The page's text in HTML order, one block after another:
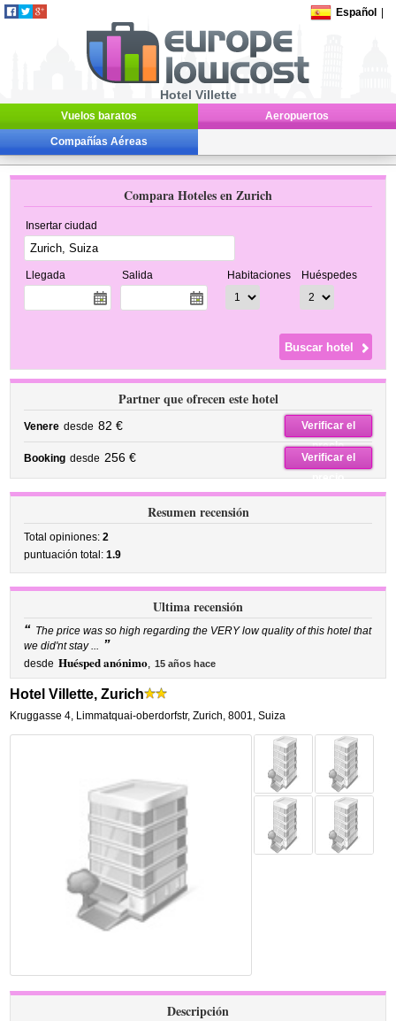
Español
Hotel Villette
Vuelos baratos Aeropuertos
Compañías Aéreas
Compara Hoteles en Zurich
Insertar ciudad
Llegada Salida Habitaciones Huéspedes
Partner que ofrecen este hotel
Venere desde 82 €
Verificar el
precio
Booking desde 256 €
Verificar el
precio
Resumen recensión
Total opiniones:2
puntuación total:1.9
Ultima recensión
“ The price was so high regarding the VERY low quality of this hotel that
we did'nt stay ... ”
desde Huésped anónimo, 15 años hace
Hotel Villette, Zurich
Kruggasse 4, Limmatquai-oberdorfstr, Zurich,8001, Suiza
Descripción